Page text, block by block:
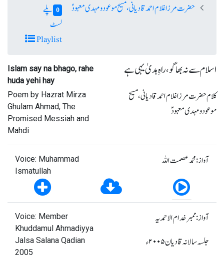
حضرت مرزا غلام احمد قادیانی، مسیح موعود و مہدی معہودؑ 0 پلے
لسٹ
Playlist
اسلام سے نہ بھاگو، راہِ ہدیٰ یہی ہے
Islam say na bhago, rahe
huda yehi hay
کلام حضرت مرزا غلام احمد قادیانی، مسیح
موعود و مہدی معہودؑ
Poem by Hazrat Mirza
Ghulam Ahmad, The
Promised Messiah and
Mahdi
آواز: محمد عصمت اللہ
Voice: Muhammad
Ismatullah
آواز: ممبر خدام الاحمدیہ
Voice: Member
Khuddamul Ahmadiyya
جلسہ سالانہ قادیان ٢٠٠٥ء
Jalsa Salana Qadian
2005